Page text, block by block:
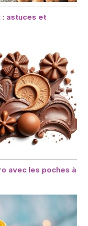
: astuces et
avec les poches à